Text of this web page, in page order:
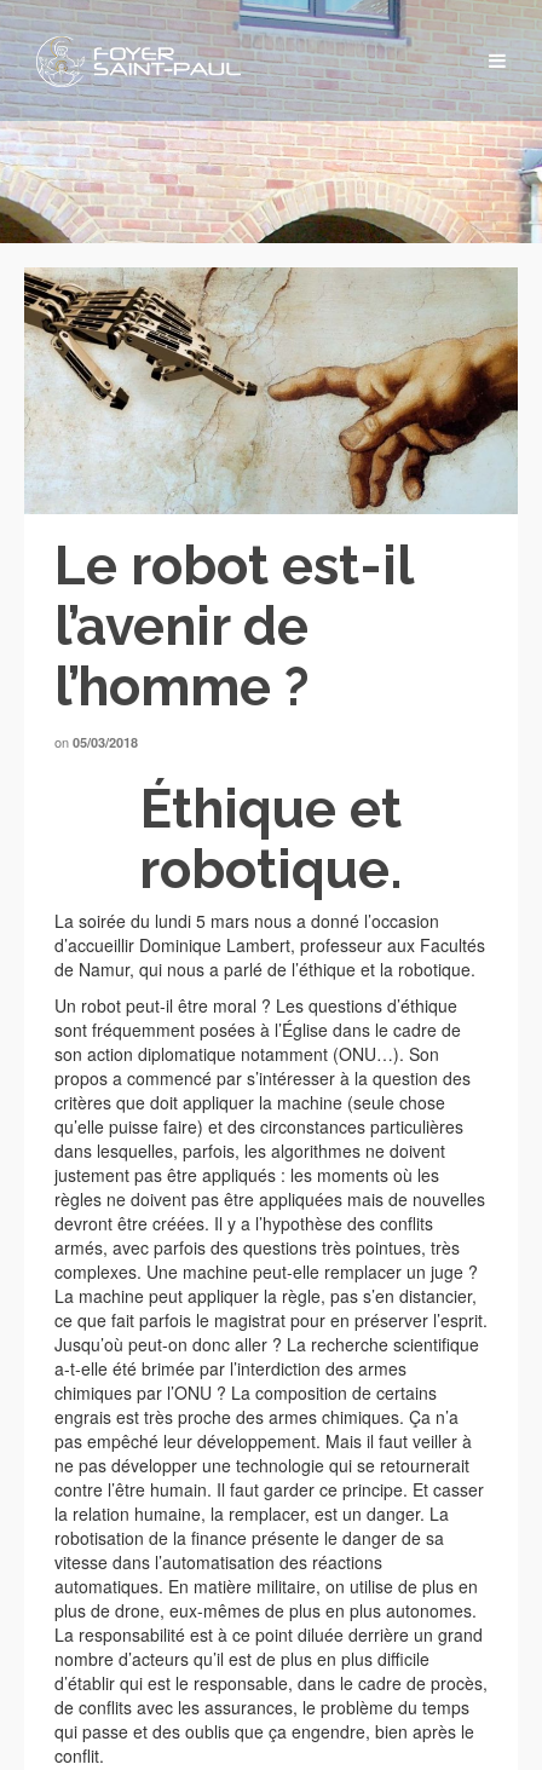
Le robot est-il
l’avenir de
l’homme ?
on 05/03/2018
Éthique et
robotique.
La soirée du lundi 5 mars nous a donné l’occasion
d’accueillir Dominique Lambert, professeur aux Facultés
de Namur, qui nous a parlé de l’éthique et la robotique.
Un robot peut-il être moral ? Les questions d’éthique
sont fréquemment posées à l’Église dans le cadre de
son action diplomatique notamment (ONU…). Son
propos a commencé par s’intéresser à la question des
critères que doit appliquer la machine (seule chose
qu’elle puisse faire) et des circonstances particulières
dans lesquelles, parfois, les algorithmes ne doivent
justement pas être appliqués : les moments où les
règles ne doivent pas être appliquées mais de nouvelles
devront être créées. Il y a l’hypothèse des conflits
armés, avec parfois des questions très pointues, très
complexes. Une machine peut-elle remplacer un juge ?
La machine peut appliquer la règle, pas s’en distancier,
ce que fait parfois le magistrat pour en préserver l’esprit.
Jusqu’où peut-on donc aller ? La recherche scientifique
a-t-elle été brimée par l’interdiction des armes
chimiques par l’ONU ? La composition de certains
engrais est très proche des armes chimiques. Ça n’a
pas empêché leur développement. Mais il faut veiller à
ne pas développer une technologie qui se retournerait
contre l’être humain. Il faut garder ce principe. Et casser
la relation humaine, la remplacer, est un danger. La
robotisation de la finance présente le danger de sa
vitesse dans l’automatisation des réactions
automatiques. En matière militaire, on utilise de plus en
plus de drone, eux-mêmes de plus en plus autonomes.
La responsabilité est à ce point diluée derrière un grand
nombre d’acteurs qu’il est de plus en plus difficile
d’établir qui est le responsable, dans le cadre de procès,
de conflits avec les assurances, le problème du temps
qui passe et des oublis que ça engendre, bien après le
conflit.